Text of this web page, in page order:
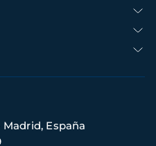
España